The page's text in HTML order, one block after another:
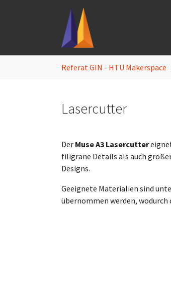
Referat GIN - HTU Makerspace
Lasercutter
Der Muse A3 Lasercutter
filigrane Details als auch
Designs.
Geeignete Materialien sind
übernommen werden,